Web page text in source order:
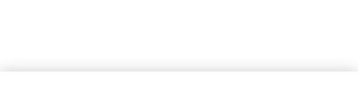
Politica de confidențialitate